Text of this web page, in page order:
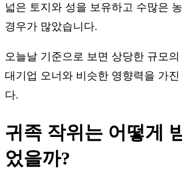
넓은 토지와 성을 보유하고 수많은
경우가 많았습니다.
오늘날 기준으로 보면 상당한 규모
대기업 오너와 비슷한 영향력을 가
다.
귀족 작위는 어떻게
었을까?